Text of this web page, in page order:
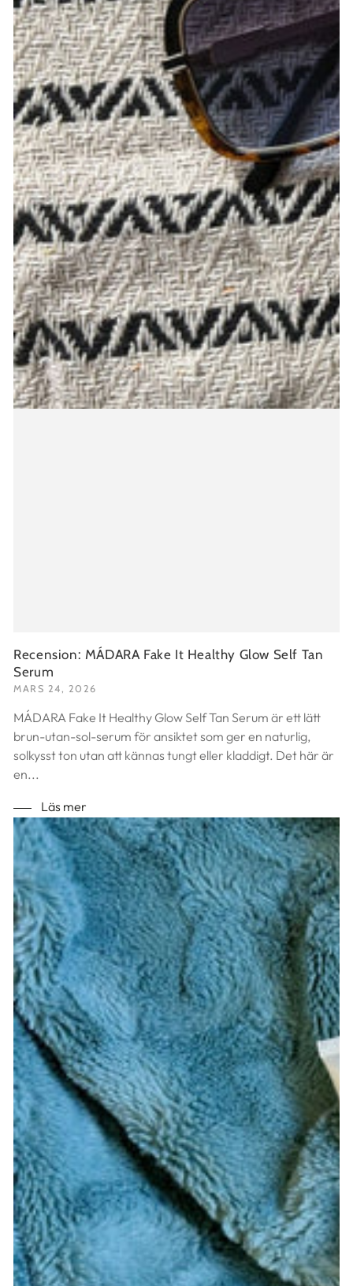
Recension: MÁDARA Fake It Healthy Glow Self Tan
Serum
MARS 24, 2026
MÁDARA Fake It Healthy Glow Self Tan Serum är ett lätt
brun-utan-sol-serum för ansiktet som ger en naturlig,
solkysst ton utan att kännas tungt eller kladdigt. Det här är
en...
Läs mer